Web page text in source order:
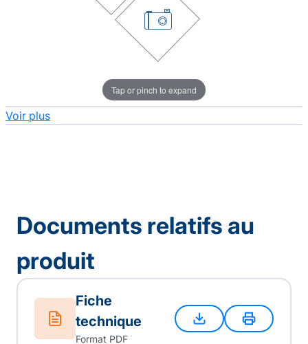
Tap or pinch to expand
Voir plus
Documents relatifs au
produit
Fiche
technique
Format PDF